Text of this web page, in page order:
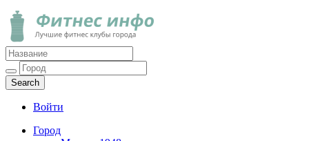
Фитнес инфо
Лучшие фитнес клубы города
Войти
Город